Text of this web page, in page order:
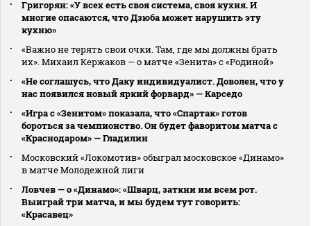
Григорян: «У всех есть своя система, своя кухня. И
многие опасаются, что Дзюба может нарушить эту
кухню»
«Важно не терять свои очки. Там, где мы должны брать
их». Михаил Кержаков — о матче «Зенита» с «Родиной»
«Не соглашусь, что Даку индивидуалист. Доволен, что у
нас появился новый яркий форвард» — Карседо
«Игра с «Зенитом» показала, что «Спартак» готов
бороться за чемпионство. Он будет фаворитом матча с
«Краснодаром» — Гладилин
Московский «Локомотив» обыграл московское «Динамо»
в матче Молодежной лиги
Ловчев — о «Динамо»: «Шварц, заткни им всем рот.
Выиграй три матча, и мы будем тут говорить:
«Красавец»